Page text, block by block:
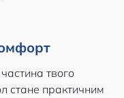
твого
стане практичним